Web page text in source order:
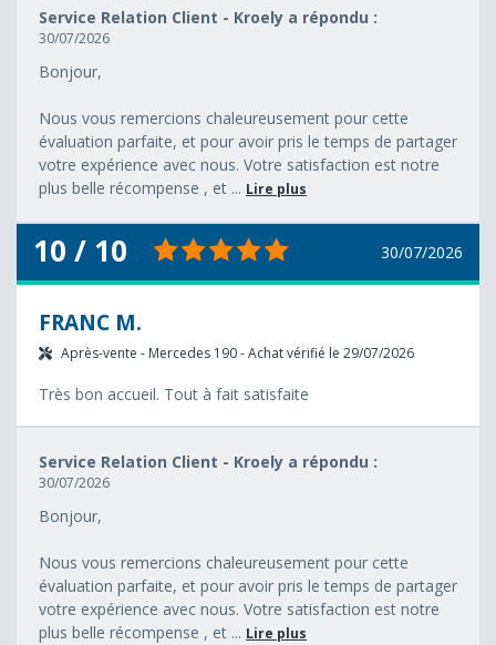
Service Relation Client - Kroely a répondu :
30/07/2026
Bonjour,
Nous vous remercions chaleureusement pour cette
évaluation parfaite, et pour avoir pris le temps de partager
votre expérience avec nous. Votre satisfaction est notre
plus belle récompense , et ... Lire plus
10 / 10 30/07/2026
FRANC M.
Après-vente - Mercedes 190 - Achat vérifié le 29/07/2026
Très bon accueil. Tout à fait satisfaite
Service Relation Client - Kroely a répondu :
30/07/2026
Bonjour,
Nous vous remercions chaleureusement pour cette
évaluation parfaite, et pour avoir pris le temps de partager
votre expérience avec nous. Votre satisfaction est notre
plus belle récompense , et ... Lire plus